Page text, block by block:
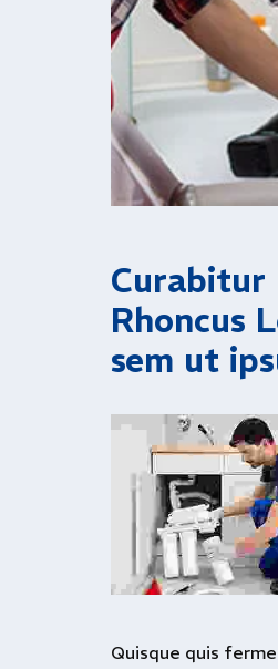
Curabitur
Rhoncus
sem ut
Quisque quis